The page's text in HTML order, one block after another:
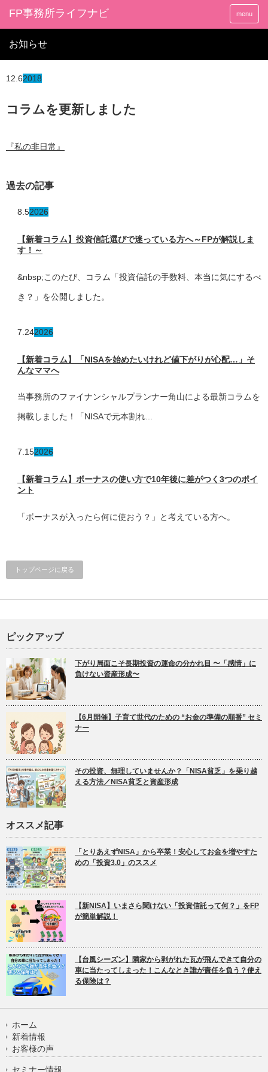
FP事務所ライフナビ menu
お知らせ
12.62018
コラムを更新しました
『私の非日常』
過去の記事
8.52026
【新着コラム】投資信託選びで迷っている方へ～FPが解説しま
す！～
&nbsp;このたび、コラム「投資信託の手数料、本当に気にするべ
き？」を公開しました。
7.242026
【新着コラム】「NISAを始めたいけれど値下がりが心配…」そ
んなママへ
当事務所のファイナンシャルプランナー角山による最新コラムを
掲載しました！「NISAで元本割れ...
7.152026
【新着コラム】ボーナスの使い方で10年後に差がつく3つのポイ
ント
「ボーナスが入ったら何に使おう？」と考えている方へ。
トップページに戻る
ピックアップ
下がり局面こそ長期投資の運命の分かれ目 〜「感情」に
負けない資産形成〜
【6月開催】子育て世代のための “お金の準備の順番” セミ
ナー
その投資、無理していませんか？「NISA貧乏」を乗り越
える方法／NISA貧乏と資産形成
オススメ記事
「とりあえずNISA」から卒業！安心してお金を増やすた
めの「投資3.0」のススメ
【新NISA】いまさら聞けない「投資信託って何？」をFP
が簡単解説！
【台風シーズン】隣家から剥がれた瓦が飛んできて自分の
車に当たってしまった！こんなとき誰が責任を負う？使え
る保険は？
ホーム
新着情報
お客様の声
セミナー情報